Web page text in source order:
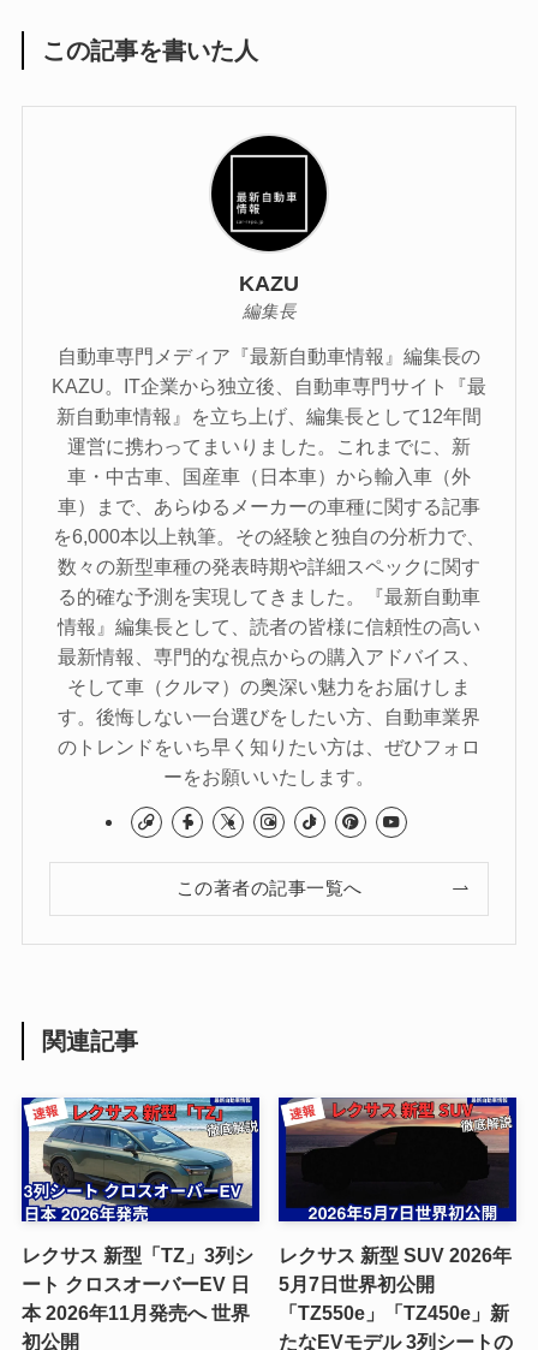
この記事を書いた人
KAZU
編集長
自動車専門メディア『最新自動車情報』編集長の
KAZU。IT企業から独立後、自動車専門サイト『最
新自動車情報』を立ち上げ、編集長として12年間
運営に携わってまいりました。これまでに、新
車・中古車、国産車（日本車）から輸入車（外
車）まで、あらゆるメーカーの車種に関する記事
を6,000本以上執筆。その経験と独自の分析力で、
数々の新型車種の発表時期や詳細スペックに関す
る的確な予測を実現してきました。『最新自動車
情報』編集長として、読者の皆様に信頼性の高い
最新情報、専門的な視点からの購入アドバイス、
そして車（クルマ）の奥深い魅力をお届けしま
す。後悔しない一台選びをしたい方、自動車業界
のトレンドをいち早く知りたい方は、ぜひフォロ
ーをお願いいたします。
この著者の記事一覧へ
関連記事
レクサス 新型「TZ」3列シ
ート クロスオーバーEV 日
本 2026年11月発売へ 世界
初公開
レクサス 新型 SUV 2026年
5月7日世界初公開
「TZ550e」「TZ450e」新
たなEVモデル 3列シートの